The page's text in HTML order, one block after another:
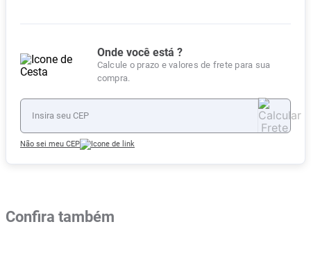
Onde você está ?
Calcule o prazo e valores de frete para sua
compra.
Não sei meu CEP
Confira também